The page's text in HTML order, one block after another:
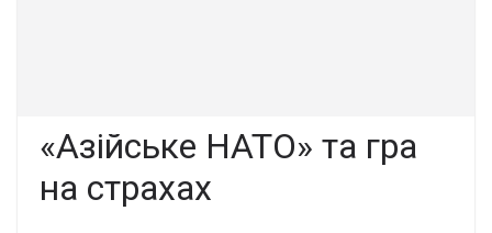
«Азійське НАТО» та гра
на страхах